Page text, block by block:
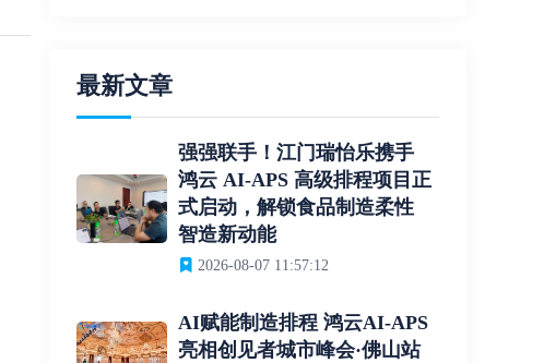
最新文章
强强联手！江门瑞怡乐携手
鸿云 AI-APS 高级排程项目正
式启动，解锁食品制造柔性
智造新动能
2026-08-07 11:57:12
AI赋能制造排程 鸿云AI-APS
亮相创见者城市峰会·佛山站